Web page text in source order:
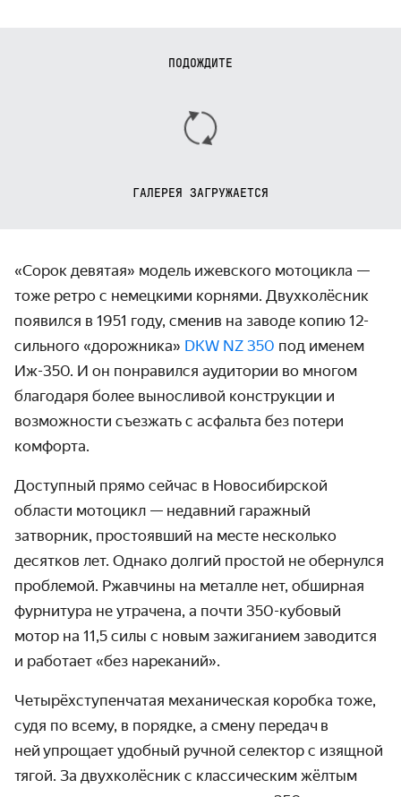
ПОДОЖДИТЕ
ГАЛЕРЕЯ ЗАГРУЖАЕТСЯ
«Сорок девятая» модель ижевского мотоцикла —
тоже ретро с немецкими корнями. Двухколёсник
появился в 1951 году, сменив на заводе копию 12-
сильного «дорожника» DKW NZ 350 под именем
Иж-350. И он понравился аудитории во многом
благодаря более выносливой конструкции и
возможности съезжать с асфальта без потери
комфорта.
Доступный прямо сейчас в Новосибирской
области мотоцикл — недавний гаражный
затворник, простоявший на месте несколько
десятков лет. Однако долгий простой не обернулся
проблемой. Ржавчины на металле нет, обширная
фурнитура не утрачена, а почти 350-кубовый
мотор на 11,5 силы с новым зажиганием заводится
и работает «без нареканий».
Четырёхступенчатая механическая коробка тоже,
судя по всему, в порядке, а смену передач в
ней упрощает удобный ручной селектор с изящной
тягой. За двухколёсник с классическим жёлтым